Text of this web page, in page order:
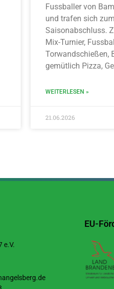
Fussballer von
und trafen sich
Saisonabschluss.
Mix-Turnier,
Torwandschießen,
gemütlich Pizza,
WEITERLESEN »
21.06.2026
e.V.
EU-